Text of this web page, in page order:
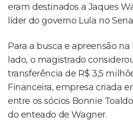
eram destinados a Jaques
líder do governo Lula no
Para a busca e apreensão
lado, o magistrado
transferência de R$ 3,5
Financeira, empresa criada
entre os sócios Bonnie
do enteado de Wagner.